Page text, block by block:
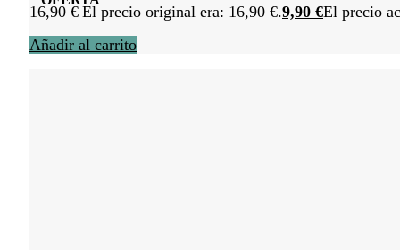
16,90€ El precio original era: 16,90 €.9,90 €El precio
Añadir al carrito